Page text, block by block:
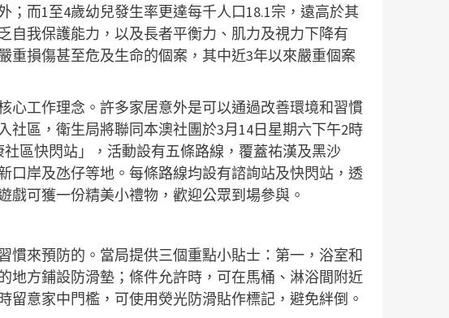
；而1至4歲幼兒發生率更達每千人口18.1宗，遠高於其
自我保護能力，以及長者平衡力、肌力及視力下降有
重損傷甚至危及生命的個案，其中近3年以來嚴重個案
心工作理念。許多家居意外是可以通過改善環境和習慣
社區，衛生局將聯同本澳社團於3月14日星期六下午2時
區快閃站」，活動設有五條路線，覆蓋祐漢及黑沙
口岸及氹仔等地。每條路線均設有諮詢站及快閃站，透
戲可獲一份精美小禮物，歡迎公眾到場參與。
慣來預防的。當局提供三個重點小貼士：第一，浴室和
地方鋪設防滑墊；條件允許時，可在馬桶、淋浴間附近
留意家中門檻，可使用熒光防滑貼作標記，避免絆倒。